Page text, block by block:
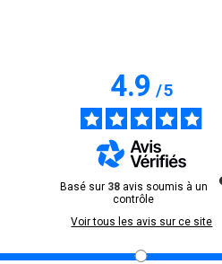
4.9/5
Basé sur 38 avis soumis à un
contrôle
Voir tous les avis sur ce site